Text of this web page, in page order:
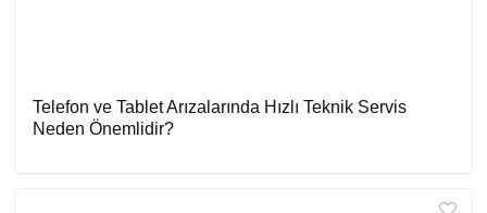
Telefon ve Tablet Arızalarında Hızlı Teknik Servis
Neden Önemlidir?